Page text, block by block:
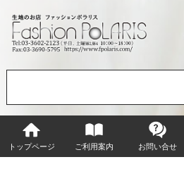
トップページ ご利用案内 お問い合せ